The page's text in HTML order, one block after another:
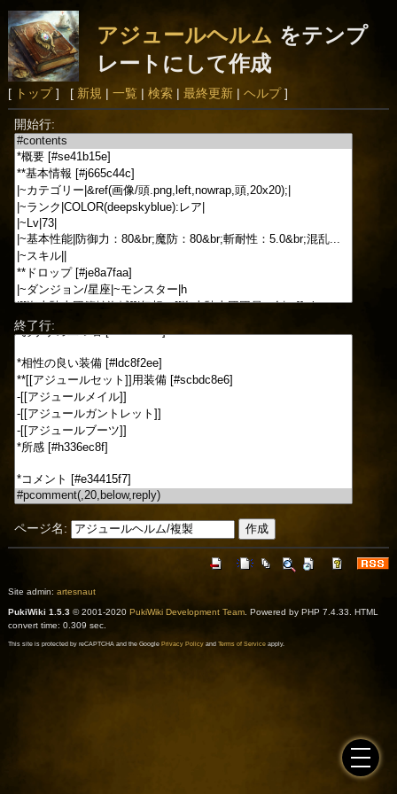
アジュールヘルム をテンプ
レートにして作成
[ トップ] [ 新規 | 一覧 | 検索| 最終更新| ヘルプ]
開始行:
終了行:
ページ名:
Site admin: artesnaut
PukiWiki 1.5.3© 2001-2020 PukiWiki Development Team. Powered by PHP 7.4.33. HTML
convert time: 0.309 sec.
This site is protected by reCAPTCHA and the Google Privacy Policyand Terms of Serviceapply.